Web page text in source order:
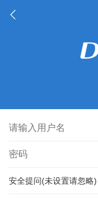
安全提问(未设置请忽略)